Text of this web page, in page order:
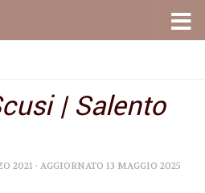
| Salento
2021 · AGGIORNATO 13 MAGGIO 2025